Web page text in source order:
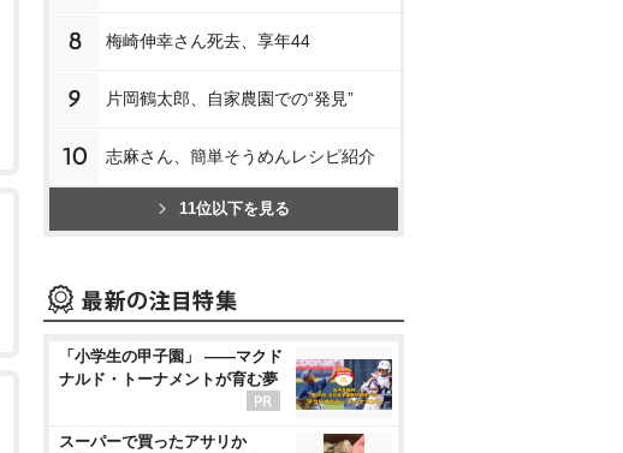
8 梅崎伸幸さん死去、享年44
9 片岡鶴太郎、自家農園での“発見”
10 志麻さん、簡単そうめんレシピ紹介
11位以下を見る
「小学生の甲子園」 ――マクド
ナルド・トーナメントが育む夢
スーパーで買ったアサリか